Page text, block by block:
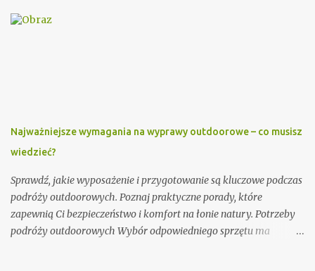
zaproszenia dla księdza warto pamiętać o kilku ważnych
zapraszany. Dobrze jest podać także godzinę rozpoczęcia i
zakończenia ceremonii, aby ksiądz wiedział, jak długo trwać
będzie jego obecność. Dodatkowo, warto zawrzeć informację na
temat planowanego poczęstunku po uroczystości. Przykładowe
zaproszenie: Szanowny Księże, Zwracamy się ...
Najważniejsze wymagania na wyprawy outdoorowe – co musisz
wiedzieć?
Sprawdź, jakie wyposażenie i przygotowanie są kluczowe podczas
podróży outdoorowych. Poznaj praktyczne porady, które
zapewnią Ci bezpieczeństwo i komfort na łonie natury. Potrzeby
podróży outdoorowych Wybór odpowiedniego sprzętu ma